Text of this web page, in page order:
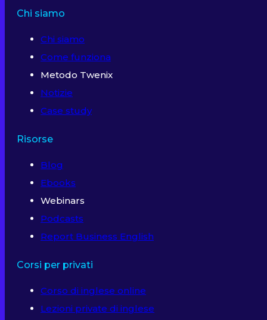
Chi siamo
Chi siamo
Come funziona
Metodo Twenix
Notizie
Case study
Risorse
Blog
Ebooks
Webinars
Podcasts
Report Business English
Corsi per privati
Corso di inglese online
Lezioni private di inglese